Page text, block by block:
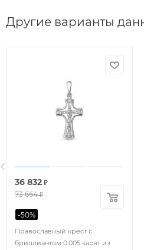
Другие варианты
Православный крест с
бриллиантом 0.005 карат из
36 832 ₽
73 664₽
-50%